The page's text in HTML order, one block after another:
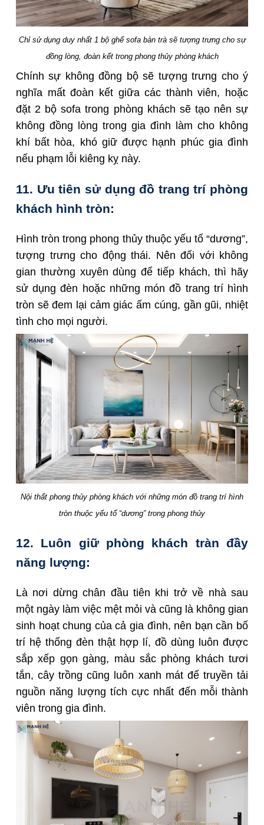
Chỉ sử dụng duy nhất 1 bộ ghế sofa bàn trà sẽ tượng trưng cho sự
đồng lòng, đoàn kết trong phong thủy phòng khách
Chính sự không đồng bộ sẽ tượng trưng cho ý
nghĩa mất đoàn kết giữa các thành viên, hoặc
đặt 2 bộ sofa trong phòng khách sẽ tạo nên sự
không đồng lòng trong gia đình làm cho không
khí bất hòa, khó giữ được hạnh phúc gia đình
nếu phạm lỗi kiêng kỵ này.
11. Ưu tiên sử dụng đồ trang trí phòng
khách hình tròn:
Hình tròn trong phong thủy thuộc yếu tố “dương”,
tượng trưng cho động thái. Nên đối với không
gian thường xuyên dùng để tiếp khách, thì hãy
sử dụng đèn hoặc những món đồ trang trí hình
tròn sẽ đem lại cảm giác ấm cúng, gần gũi, nhiệt
tình cho mọi người.
Nội thất phong thủy phòng khách với những món đồ trang trí hình
tròn thuộc yếu tố “dương” trong phong thủy
12. Luôn giữ phòng khách tràn đầy
năng lượng:
Là nơi dừng chân đầu tiên khi trở về nhà sau
một ngày làm việc mệt mỏi và cũng là không gian
sinh hoạt chung của cả gia đình, nên bạn cần bố
trí hệ thống đèn thật hợp lí, đồ dùng luôn được
sắp xếp gọn gàng, màu sắc phòng khách tươi
tắn, cây trồng cũng luôn xanh mát để truyền tải
nguồn năng lượng tích cực nhất đến mỗi thành
viên trong gia đình.